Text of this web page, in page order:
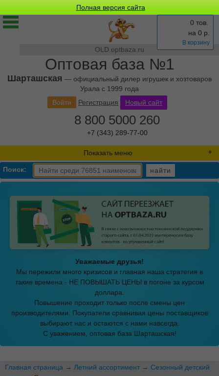
Полная версия сайта
OLD.optbaza.ru
Оптовая база №1
Шарташская — официальный дилер игрушек и хозтоваров
Урала с 1999 года
0 тов.
на 0 р.
В корзину
Войти Регистрация Новый сайт
8 800 5000 260
+7 (343) 289-77-00
Показать меню
Поиск: найти
Уважаемые друзья!
Мы пережили много кризисов и главная наша стратегия в
такие времена - НЕ ПОВЫШАТЬ ЦЕНЫ в погоне за курсом
доллара.
Повышение проходит только после смены цен
производителями. Покупатели сравнивая цены поставщиков
выбирают нас и остаются с нами навсегда.
С уважением, оптовая база Шарташская!
Главная страница → Летний ассортимент → Сезонный детский